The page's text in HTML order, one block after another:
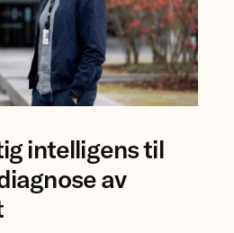
intelligens til
av